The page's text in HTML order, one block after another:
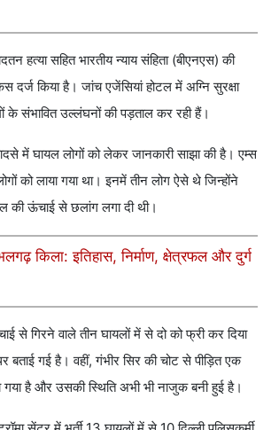
हत्या सहित भारतीय न्याय संहिता (बीएनएस) की
दर्ज किया है। जांच एजेंसियां होटल में अग्नि सुरक्षा
के संभावित उल्लंघनों की पड़ताल कर रही हैं।
में घायल लोगों को लेकर जानकारी साझा की है। एम्स
को लाया गया था। इनमें तीन लोग ऐसे थे जिन्होंने
ऊंचाई से छलांग लगा दी थी।
किला: इतिहास, निर्माण, क्षेत्रफल और दुर्ग
से गिरने वाले तीन घायलों में से दो को फ्री कर दिया
बताई गई है। वहीं, गंभीर सिर की चोट से पीड़ित एक
है और उसकी स्थिति अभी भी नाजुक बनी हुई है।